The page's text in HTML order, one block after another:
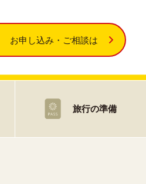
お申し込み・ご相談は
旅行の準備